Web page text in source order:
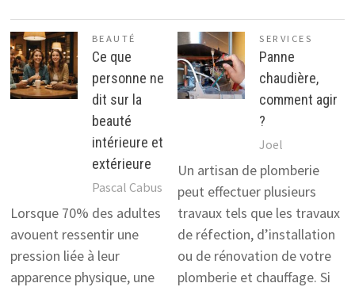
BEAUTÉ
Ce que
personne ne
dit sur la
beauté
intérieure et
extérieure
Pascal Cabus
Lorsque 70% des adultes
avouent ressentir une
pression liée à leur
apparence physique, une
SERVICES
Panne
chaudière,
comment agir
?
Joel
Un artisan de plomberie
peut effectuer plusieurs
travaux tels que les travaux
de réfection, d’installation
ou de rénovation de votre
plomberie et chauffage. Si